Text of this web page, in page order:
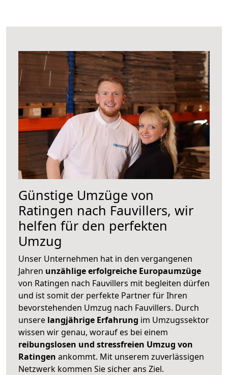
Günstige Umzüge von
Ratingen nach Fauvillers, wir
helfen für den perfekten
Umzug
Unser Unternehmen hat in den vergangenen
Jahren unzählige erfolgreiche Europaumzüge
von Ratingen nach Fauvillers mit begleiten dürfen
und ist somit der perfekte Partner für Ihren
bevorstehenden Umzug nach Fauvillers. Durch
unsere langjährige Erfahrung im Umzugssektor
wissen wir genau, worauf es bei einem
reibungslosen und stressfreien Umzug von
Ratingen ankommt. Mit unserem zuverlässigen
Netzwerk kommen Sie sicher ans Ziel.